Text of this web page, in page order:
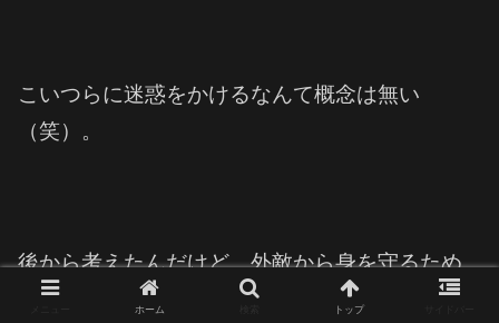
こいつらに迷惑をかけるなんて概念は無い
（笑）。
後から考えたんだけど、外敵から身を守るため
に常に鳴いてるのかな？
ホーム トップ